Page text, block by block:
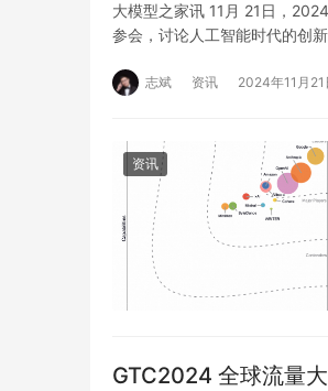
大模型之家讯 11月 21日，
参会，讨论人工智能时代的创
志斌 资讯 2024年11月21
资讯
GTC2024 全球流量